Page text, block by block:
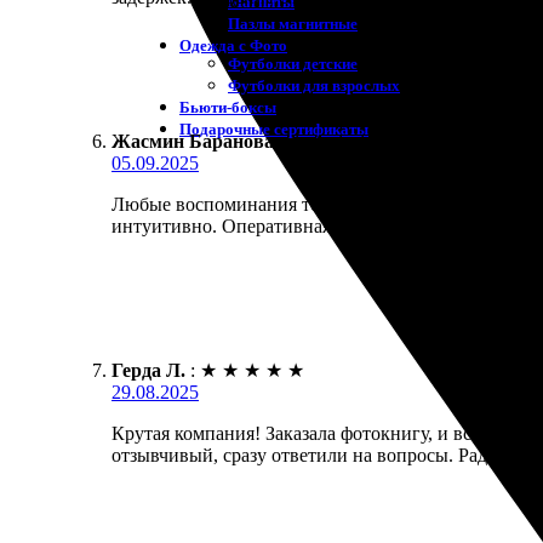
Пазлы магнитные
Одежда с Фото
Футболки детские
Футболки для взрослых
Бьюти-боксы
Подарочные сертификаты
Жасмин Баранова : ★ ★ ★ ★
05.09.2025
Любые воспоминания теперь в одной книге!
интуитивно. Оперативная печать и быстрая
Герда Л. : ★ ★ ★ ★ ★
29.08.2025
Крутая компания! Заказала фотокнигу, и всё
отзывчивый, сразу ответили на вопросы. Рада, что